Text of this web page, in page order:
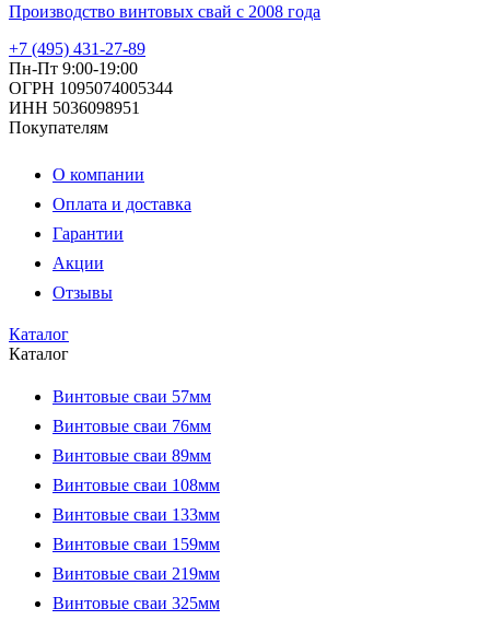
Производство винтовых свай с 2008 года
+7 (495) 431-27-89
Пн-Пт 9:00-19:00
ОГРН 1095074005344
ИНН 5036098951
Покупателям
О компании
Оплата и доставка
Гарантии
Акции
Отзывы
Каталог
Каталог
Винтовые сваи 57мм
Винтовые сваи 76мм
Винтовые сваи 89мм
Винтовые сваи 108мм
Винтовые сваи 133мм
Винтовые сваи 159мм
Винтовые сваи 219мм
Винтовые сваи 325мм